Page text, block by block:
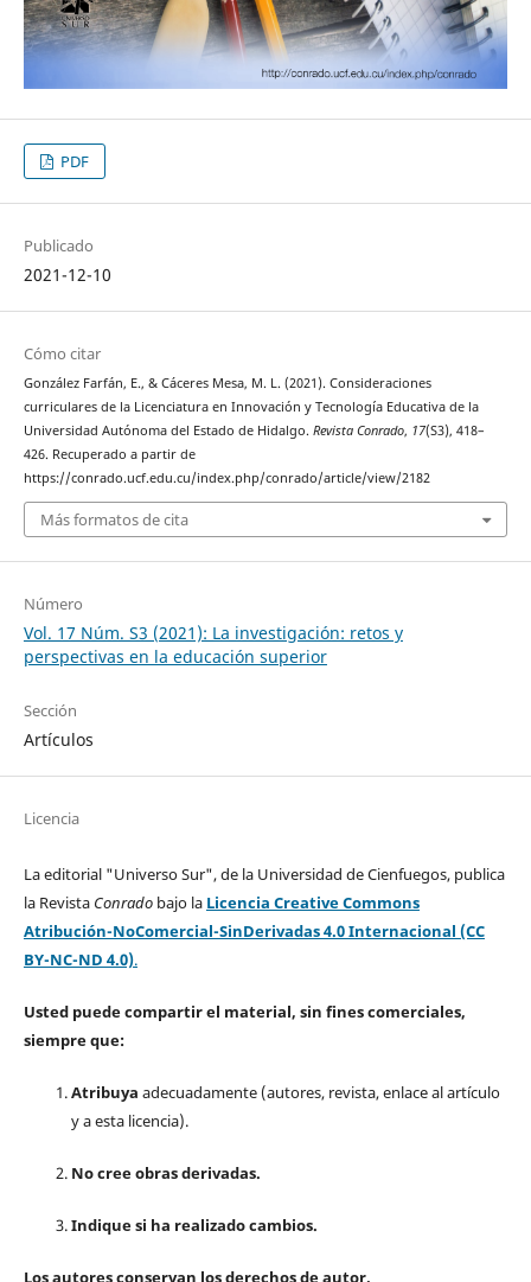
PDF
Publicado
2021-12-10
Cómo citar
González Farfán, E., & Cáceres Mesa, M. L. (2021). Consideraciones
curriculares de la Licenciatura en Innovación y Tecnología Educativa de la
Universidad Autónoma del Estado de Hidalgo. Revista Conrado, 17(S3), 418–
426. Recuperado a partir de
https://conrado.ucf.edu.cu/index.php/conrado/article/view/2182
Más formatos de cita
Número
Vol. 17 Núm. S3 (2021): La investigación: retos y
perspectivas en la educación superior
Sección
Artículos
Licencia
La editorial "Universo Sur", de la Universidad de Cienfuegos, publica
la Revista Conradobajo la Licencia Creative Commons
Atribución-NoComercial-SinDerivadas 4.0 Internacional (CC
BY-NC-ND 4.0).
Usted puede compartir el material, sin fines comerciales,
siempre que:
Atribuya adecuadamente (autores, revista, enlace al artículo
y a esta licencia).
No cree obras derivadas.
Indique si ha realizado cambios.
Los autores conservan los derechos de autor.